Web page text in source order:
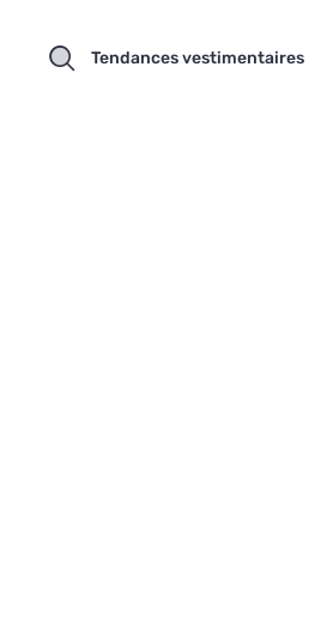
Tendances vestimentaires